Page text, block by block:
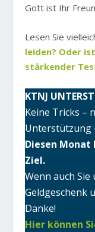
Gott ist Ihr
Lesen Sie
leiden? Oder
stärkender
KTNJ
Keine Tricks –
Unterstützung
Diesen Monat
Ziel.
Wenn auch
Geldgeschenk
Danke!
Hier können